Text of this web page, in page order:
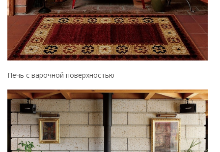
Печь с матовым покрытием
Выбрать чугунную печь достаточно просто. Сделать
правильный выбор вы сможет, опираясь на следующие
вспомогательные критерии:
КПД. Обратите внимание на такой показатель как КПД
отопительного агрегата. Чем выше этот показатель,